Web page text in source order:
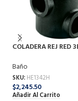
COLADERA REJ RED
Baño
SKU: HE1342H
$2,245.50
Añadir Al Carrito